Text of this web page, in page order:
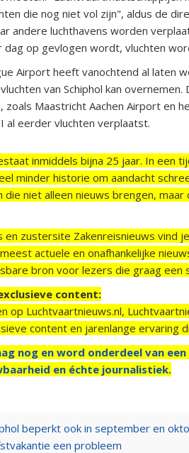
die nog niet vol zijn", aldus de
andere luchthavens worden
op gevlogen wordt, vluchten
Airport heeft vanochtend al laten
van Schiphol kan
zoals Maastricht Aachen Airport en
al eerder vluchten verplaatst.
inmiddels bijna 25 jaar. In een
minder historie om aandacht
niet alleen nieuws brengen,
en zustersite Zakenreisnieuws vind
actuele en onafhankelijke
bron voor lezers die graag een
content:
op Luchtvaartnieuws.nl,
content en jarenlange ervaring
nog en word onderdeel van
en échte journalistiek.
beperkt ook in september en
een probleem